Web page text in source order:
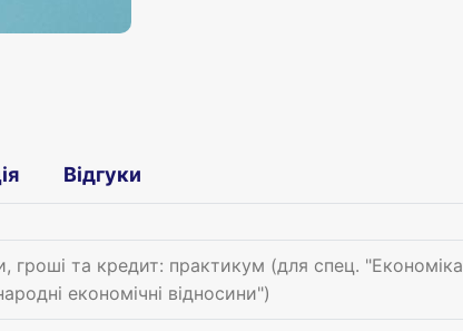
Відгуки
гроші та кредит: практикум (для спец. "Економіка
економічні відносини")